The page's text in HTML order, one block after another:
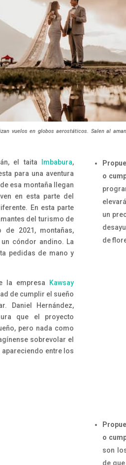
vuelos en globos aerostáticos. Salen al
el taita Imbabura,
para una aventura
esa montaña llegan
en esta parte del
En esta parte
del turismo de
de 2021, montañas,
cóndor andino. La
pedidas de mano y
la empresa Kawsay
de cumplir el sueño
Daniel Hernández,
que el proyecto
pero nada como
sobrevolar el
apareciendo entre los
o
un
de
o
son
de